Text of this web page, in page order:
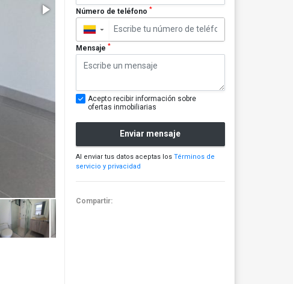
Número de teléfono *
▼
Mensaje *
Acepto recibir información sobre
ofertas inmobiliarias
Enviar mensaje
Al enviar tus datos aceptas los Términos de
servicio y privacidad
Compartir: